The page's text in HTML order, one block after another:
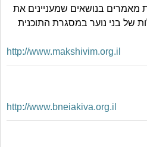
מאמרים בנושאים שמעניינים את
של בני נוער במסגרת התוכנית
http://www.makshivim.org.il
http://www.bneiakiva.org.il